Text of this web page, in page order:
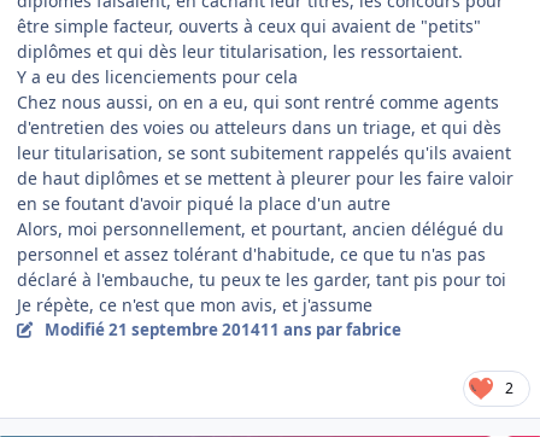
être simple facteur, ouverts à ceux qui avaient de "petits"
diplômes et qui dès leur titularisation, les ressortaient.
Y a eu des licenciements pour cela
Chez nous aussi, on en a eu, qui sont rentré comme agents
d'entretien des voies ou atteleurs dans un triage, et qui dès
leur titularisation, se sont subitement rappelés qu'ils avaient
de haut diplômes et se mettent à pleurer pour les faire valoir
en se foutant d'avoir piqué la place d'un autre
Alors, moi personnellement, et pourtant, ancien délégué du
personnel et assez tolérant d'habitude, ce que tu n'as pas
déclaré à l'embauche, tu peux te les garder, tant pis pour toi
Je répète, ce n'est que mon avis, et j'assume
Modifié21 septembre 201411 ans par fabrice
2